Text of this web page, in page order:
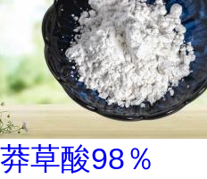
莽草酸98％